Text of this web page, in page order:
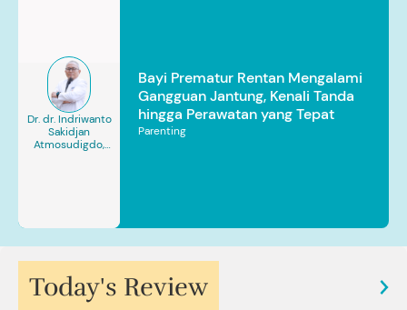
Dr. dr. Indriwanto
Sakidjan
Atmosudigdo,
Bayi Prematur Rentan Mengalami
Gangguan Jantung, Kenali Tanda
hingga Perawatan yang Tepat
Parenting
Today's Review